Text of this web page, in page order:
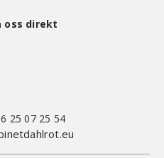
oss direkt
25 07 25 54